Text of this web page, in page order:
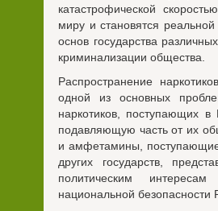
катастрофической
миру и становятся
основ государства
криминализации общества.
Распространение
одной из основных
наркотиков, поступающих в
подавляющую часть от их
и амфетамины,
других государств,
политическим
национальной безопасности